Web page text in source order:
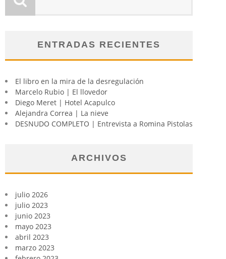
ENTRADAS RECIENTES
El libro en la mira de la desregulación
Marcelo Rubio | El llovedor
Diego Meret | Hotel Acapulco
Alejandra Correa | La nieve
DESNUDO COMPLETO | Entrevista a Romina Pistolas
ARCHIVOS
julio 2026
julio 2023
junio 2023
mayo 2023
abril 2023
marzo 2023